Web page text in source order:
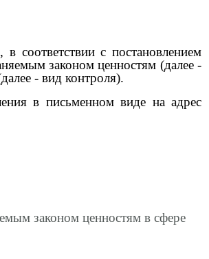
с постановлением
законом ценностям (далее -
- вид контроля).
в письменном виде на адрес
законом ценностям в сфере